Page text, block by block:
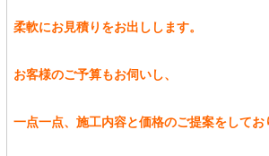
柔軟にお見積りをお出しします。
お客様のご予算もお伺いし、
一点一点、施工内容と価格のご提案をしてお